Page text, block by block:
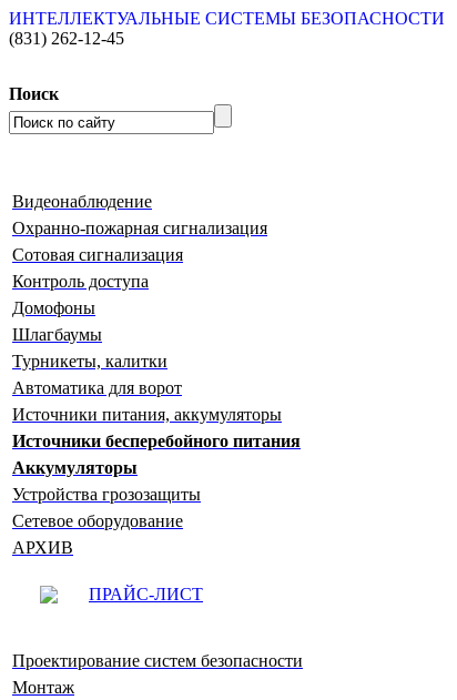
ИНТЕЛЛЕКТУАЛЬНЫЕ СИСТЕМЫ БЕЗОПАСНОСТИ
(831) 262-12-45
Поиск
Видеонаблюдение
Охранно-пожарная сигнализация
Сотовая сигнализация
Контроль доступа
Домофоны
Шлагбаумы
Турникеты, калитки
Автоматика для ворот
Источники питания, аккумуляторы
Источники бесперебойного питания
Аккумуляторы
Устройства грозозащиты
Сетевое оборудование
АРХИВ
ПРАЙС-ЛИСТ
Проектирование систем безопасности
Монтаж